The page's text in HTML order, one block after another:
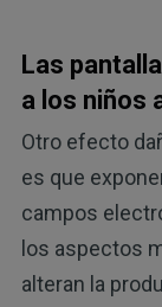
Las
a los niños
Otro efecto
es que
campos
los aspectos
alteran la